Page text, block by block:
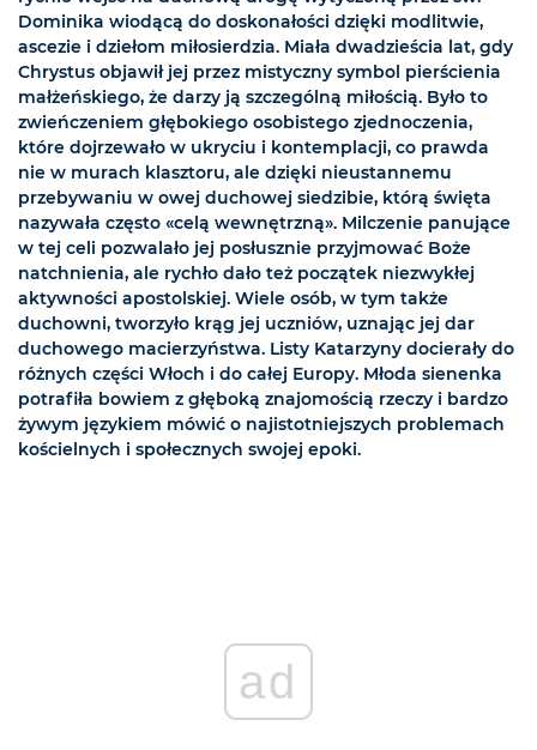
Dominika wiodącą do doskonałości dzięki modlitwie,
ascezie i dziełom miłosierdzia. Miała dwadzieścia lat, gdy
Chrystus objawił jej przez mistyczny symbol pierścienia
małżeńskiego, że darzy ją szczególną miłością. Było to
zwieńczeniem głębokiego osobistego zjednoczenia,
które dojrzewało w ukryciu i kontemplacji, co prawda
nie w murach klasztoru, ale dzięki nieustannemu
przebywaniu w owej duchowej siedzibie, którą święta
nazywała często «celą wewnętrzną». Milczenie panujące
w tej celi pozwalało jej posłusznie przyjmować Boże
natchnienia, ale rychło dało też początek niezwykłej
aktywności apostolskiej. Wiele osób, w tym także
duchowni, tworzyło krąg jej uczniów, uznając jej dar
duchowego macierzyństwa. Listy Katarzyny docierały do
różnych części Włoch i do całej Europy. Młoda sienenka
potrafiła bowiem z głęboką znajomością rzeczy i bardzo
żywym językiem mówić o najistotniejszych problemach
kościelnych i społecznych swojej epoki.
ad